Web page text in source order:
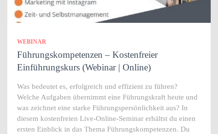
WEBINAR
Führungskompetenzen – Kostenfreier
Einführungskurs (Webinar | Online)
Was bedeutet es, erfolgreich und effizient zu führen?
Welche Aufgaben übernimmt eine Führungskraft heute und
was zeichnet eine starke Führungspersönlichkeit aus? In
diesem kostenfreien Live-Online-Seminar erhältst du einen
ersten Einblick in das Thema Führungskompetenzen. Du